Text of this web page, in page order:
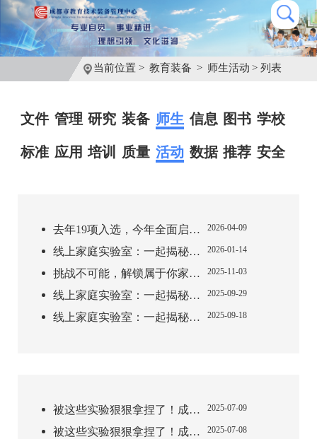
当前位置 > 教育装备 > 师生活动 > 列表
文件
标准
管理
应用
研究
培训
装备
质量
师生
活动
信息
数据
图书
推荐
学校
安全
去年19项入选，今年全面启动！这项案例征集请关注 2026-04-09
线上家庭实验室：一起揭秘生活中的科学现象【第十期】 2026-01-14
挑战不可能，解锁属于你家的“哇塞”时刻！ 2025-11-03
线上家庭实验室：一起揭秘生活中的科学现象【第九期】 2025-09-29
线上家庭实验室：一起揭秘生活中的科学现象【第八期】 2025-09-18
被这些实验狠狠拿捏了！成都教师获奖作品，每一个都想动手试试 ——2025 年成都市科学实验获奖作品大赏第三期中学篇 2025-07-09
被这些实验狠狠拿捏了！成都教师获奖作品，每一个都想动手试试 ——2025 年成都市科学实验获奖作品大赏第二期 2025-07-08